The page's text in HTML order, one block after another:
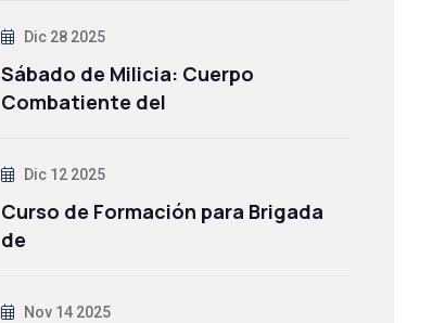
Dic 28 2025
Sábado de Milicia: Cuerpo
Combatiente del
Dic 12 2025
Curso de Formación para Brigada
de
Nov 14 2025